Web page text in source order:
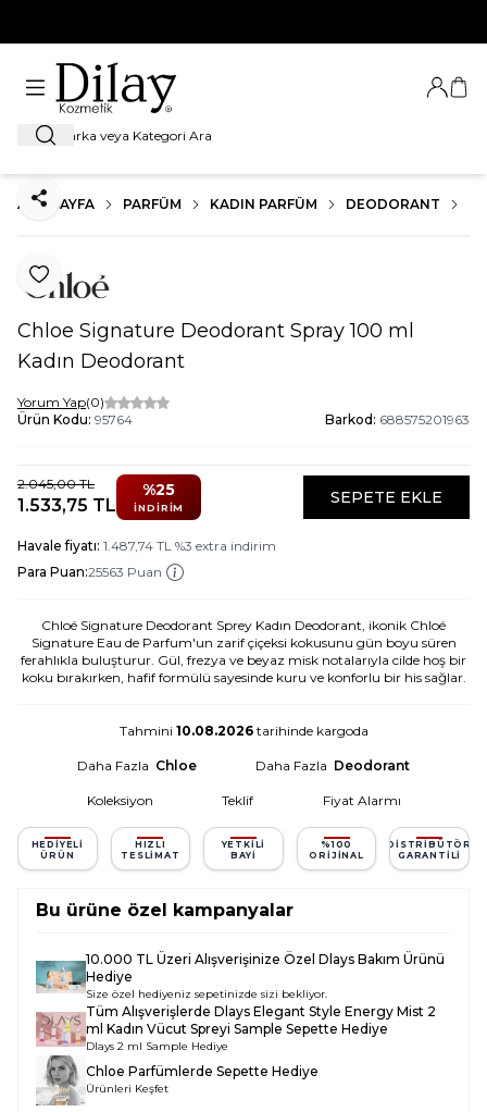
Ara
Giriş
ANA SAYFA PARFÜM KADIN PARFÜM DEODORANT
Favoriye Ekle
Paylaş
Chloe Signature Deodorant Spray 100 ml
Kadın Deodorant
Yorum Yap(0)
Ürün Kodu: 95764 Barkod: 688575201963
2.045,00TL
1.533,75 TL
%25
İNDIRIM
SEPETE EKLE
Havale fiyatı: 1.487,74 TL %3 extra indirim
Para Puan:25563 Puan
Chloé Signature Deodorant Sprey Kadın Deodorant, ikonik Chloé
Signature Eau de Parfum'un zarif çiçeksi kokusunu gün boyu süren
ferahlıkla buluşturur. Gül, frezya ve beyaz misk notalarıyla cilde hoş bir
koku bırakırken, hafif formülü sayesinde kuru ve konforlu bir his sağlar.
Tahmini 10.08.2026tarihinde kargoda
Daha Fazla Chloe Daha Fazla Deodorant
Koleksiyon Teklif Fiyat Alarmı
HEDIYELI
ÜRÜN
HIZLI
TESLIMAT
YETKILI
BAYI
%100
ORIJINAL
DISTRIBÜTÖR
GARANTILI
Bu ürüne özel kampanyalar
10.000 TL Üzeri Alışverişinize Özel Dlays Bakım Ürünü
Hediye
Size özel hediyeniz sepetinizde sizi bekliyor.
Tüm Alışverişlerde Dlays Elegant Style Energy Mist 2
ml Kadın Vücut Spreyi Sample Sepette Hediye
Dlays 2 ml Sample Hediye
Chloe Parfümlerde Sepette Hediye
Ürünleri Keşfet